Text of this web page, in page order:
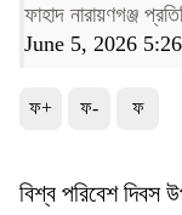
ফাহাদ নারায়ণগঞ্জ
June 5, 2026
ফ+ ফ- ফ
বিশ্ব পরিবেশ দিবস